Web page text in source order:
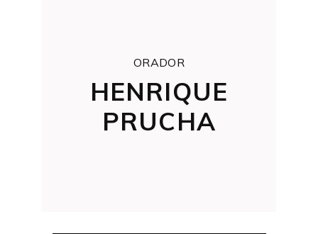
ORADOR
HENRIQUE
PRUCHA